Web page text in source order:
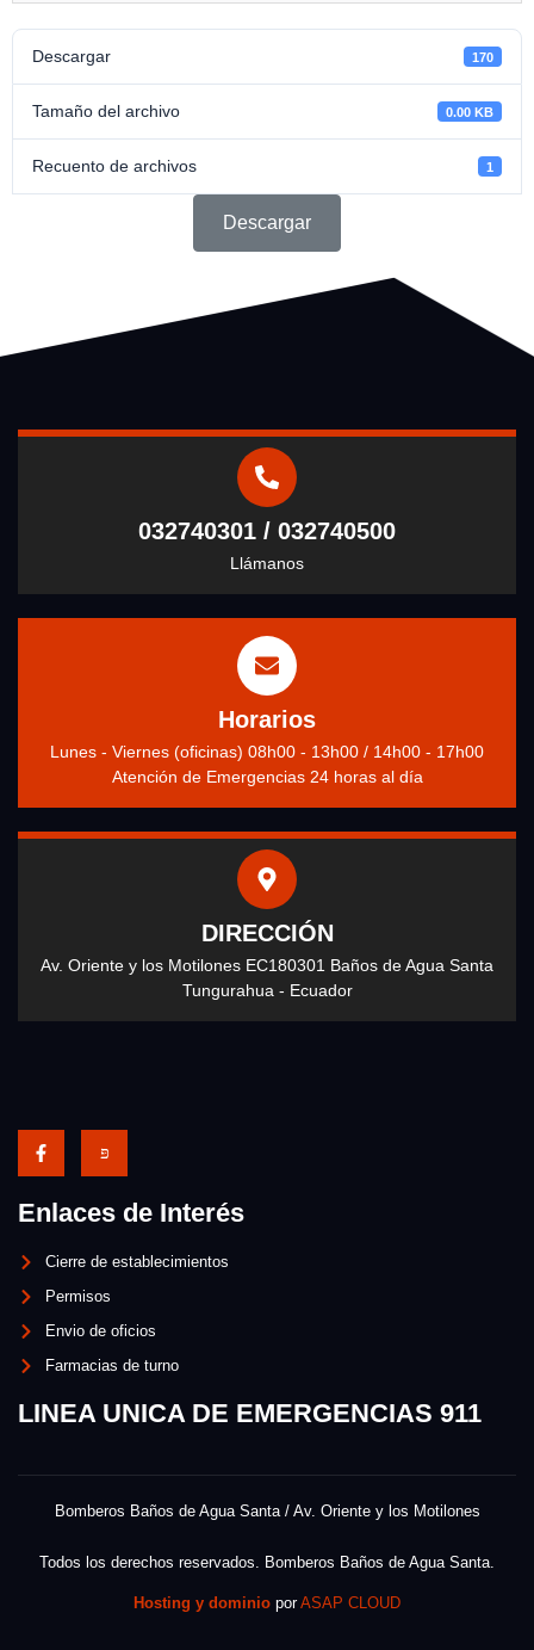
Descargar 170
Tamaño del archivo 0.00 KB
Recuento de archivos 1
Descargar
032740301 / 032740500
Llámanos
Horarios
Lunes - Viernes (oficinas) 08h00 - 13h00 / 14h00 - 17h00
Atención de Emergencias 24 horas al día
DIRECCIÓN
Av. Oriente y los Motilones EC180301 Baños de Agua Santa
Tungurahua - Ecuador
Enlaces de Interés
Cierre de establecimientos
Permisos
Envio de oficios
Farmacias de turno
LINEA UNICA DE EMERGENCIAS 911
Bomberos Baños de Agua Santa / Av. Oriente y los Motilones
Todos los derechos reservados. Bomberos Baños de Agua Santa.
Hosting y dominio porASAP CLOUD